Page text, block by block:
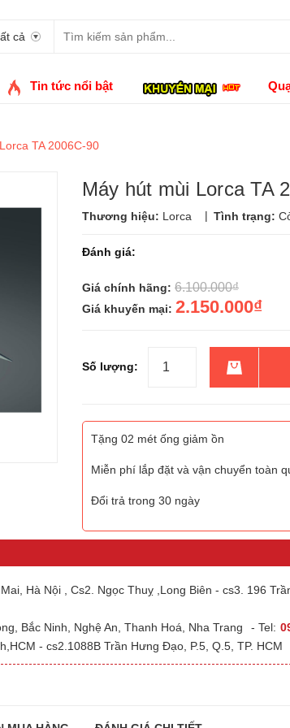
cả
Tin tức nổi bật
TA 2006C-90
Máy hút mùi Lorca TA
Thương hiệu: Lorca | Tình trạng:
Đánh giá:
Giá chính hãng: 6.100.000₫
Giá khuyến mại: 2.150.000₫
Số lượng:
Tặng 02 mét ống giảm ồn
Miễn phí lắp đặt và vận chuyển toàn
Đổi trả trong 30 ngày
Hà Nội , Cs2. Ngọc Thuỵ ,Long Biên - cs3. 196
Bắc Ninh, Nghệ An, Thanh Hoá, Nha Trang - Tel:
- cs2.1088B Trần Hưng Đạo, P.5, Q.5, TP. HCM